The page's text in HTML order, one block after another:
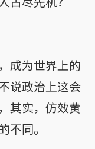
成为世界上的
说政治上这会
其实，仿效黄
不同。